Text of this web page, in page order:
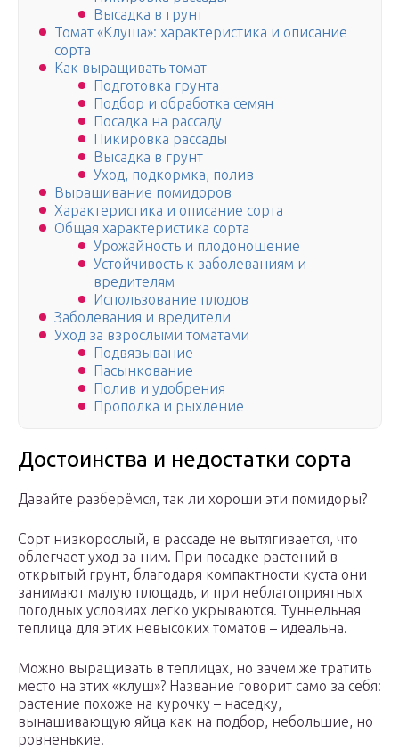
Высадка в грунт
Томат «Клуша»: характеристика и описание
сорта
Как выращивать томат
Подготовка грунта
Подбор и обработка семян
Посадка на рассаду
Пикировка рассады
Высадка в грунт
Уход, подкормка, полив
Выращивание помидоров
Характеристика и описание сорта
Общая характеристика сорта
Урожайность и плодоношение
Устойчивость к заболеваниям и
вредителям
Использование плодов
Заболевания и вредители
Уход за взрослыми томатами
Подвязывание
Пасынкование
Полив и удобрения
Прополка и рыхление
Достоинства и недостатки сорта
Давайте разберёмся, так ли хороши эти помидоры?
Сорт низкорослый, в рассаде не вытягивается, что
облегчает уход за ним. При посадке растений в
открытый грунт, благодаря компактности куста они
занимают малую площадь, и при неблагоприятных
погодных условиях легко укрываются. Туннельная
теплица для этих невысоких томатов – идеальна.
Можно выращивать в теплицах, но зачем же тратить
место на этих «клуш»? Название говорит само за себя:
растение похоже на курочку – наседку,
вынашивающую яйца как на подбор, небольшие, но
ровненькие.